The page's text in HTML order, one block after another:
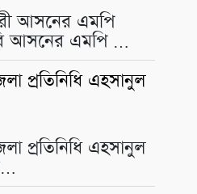
আসনের এমপি
আসনের এমপি …
প্রতিনিধি এহসানুল
প্রতিনিধি এহসানুল